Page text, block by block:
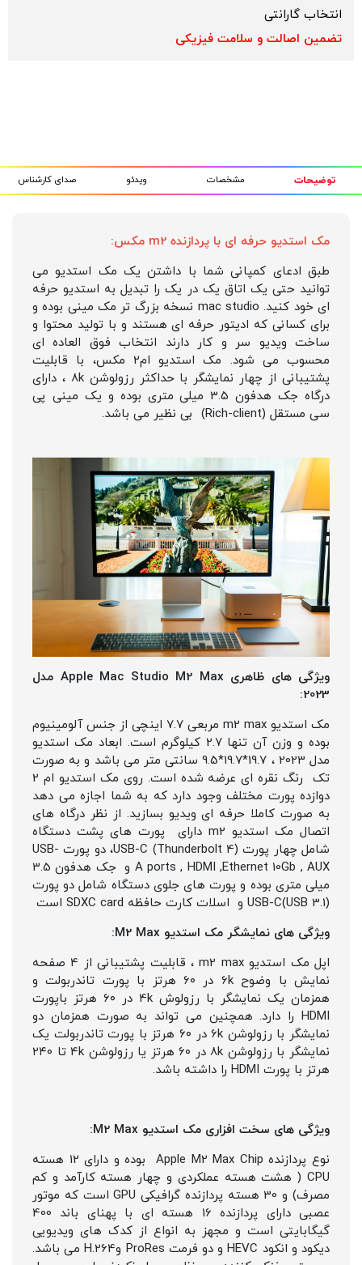
انتخاب گارانتی
تضمین اصالت و سلامت فیزیکی
توضیحات مشخصات ویدئو صدای کارشناس
مک استدیو حرفه ای با پردازنده m2 مکس:
طبق ادعای کمپانی شما با داشتن یک مک استدیو می
توانید حتی یک اتاق یک در یک را تبدیل به استدیو حرفه
ای خود کنید. mac studio نسخه بزرگ تر مک مینی بوده و
برای کسانی که ادیتور حرفه ای هستند و با تولید محتوا و
ساخت ویدیو سر و کار دارند انتخاب فوق العاده ای
محسوب می شود. مک استدیو ام2 مکس، با قابلیت
پشتیبانی از چهار نمایشگر با حداکثر رزولوشن 8k ، دارای
درگاه جک هدفون 3.5 میلی متری بوده و یک مینی پی
سی مستقل (Rich-client) بی نظیر می باشد.
ویژگی های ظاهری Apple Mac Studio M2 Max مدل
2023:
مک استدیو m2 max مربعی 7.7 اینچی از جنس آلومینیوم
بوده و وزن آن تنها 2.7 کیلوگرم است. ابعاد مک استدیو
مدل 2023 ، 19.7*19.7*9.5 سانتی متر می باشد و به صورت
تک رنگ نقره ای عرضه شده است. روی مک استدیو ام 2
دوازده پورت مختلف وجود دارد که به شما اجازه می دهد
به صورت کاملا حرفه ای ویدیو بسازید. از نظر درگاه های
اتصال مک استدیو m2 دارای پورت های پشت دستگاه
شامل چهار پورت USB-C (Thunderbolt 4)، دو پورت USB-
A ports , HDMI ,Ethernet 10Gb , AUX و جک هدفون 3.5
میلی متری بوده و پورت های جلوی دستگاه شامل دو پورت
USB-C(USB 3.1) و اسلات کارت حافظه SDXC card است
ویژگی های نمایشگر مک استدیو M2 Max:
اپل مک استدیو m2 max ، قابلیت پشتیبانی از 4 صفحه
نمایش با وضوح 6k در ۶۰ هرتز با پورت تاندربولت و
همزمان یک نمایشگر با رزولوش 4k در ۶۰ هرتز باپورت
HDMI را دارد. همچنین می تواند به صورت همزمان دو
نمایشگر با رزولوشن 6k در ۶۰ هرتز با پورت تاندربولت یک
نمایشگر با رزولوشن 8k در ۶۰ هرتز یا رزولوشن 4k تا ۲۴۰
هرتز با پورت HDMI را داشته باشد.
ویژگی های سخت افزاری مک استدیو M2 Max:
نوع پردازنده Apple M2 Max Chip بوده و دارای 12 هسته
CPU ( هشت هسته عملکردی و چهار هسته کارآمد و کم
مصرف) و 30 هسته پردازنده گرافیکی GPU است که موتور
عصبی دارای پردازنده 16 هسته ای با پهنای باند 400
گیگابایتی است و مجهز به انواع از کدک های ویدیویی
دیکود و انکود HEVC ‫و دو فرمت ProRes ‫وH.264 می باشد.